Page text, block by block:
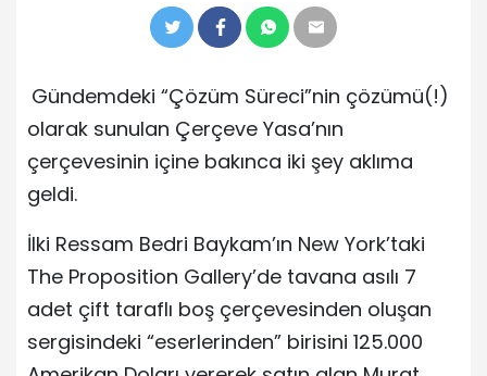
Gündemdeki “Çözüm Süreci”nin çözümü(!)
olarak sunulan Çerçeve Yasa’nın
çerçevesinin içine bakınca iki şey aklıma
geldi.
İlki Ressam Bedri Baykam’ın New York’taki
The Proposition Gallery’de tavana asılı 7
adet çift taraflı boş çerçevesinden oluşan
sergisindeki “eserlerinden” birisini 125.000